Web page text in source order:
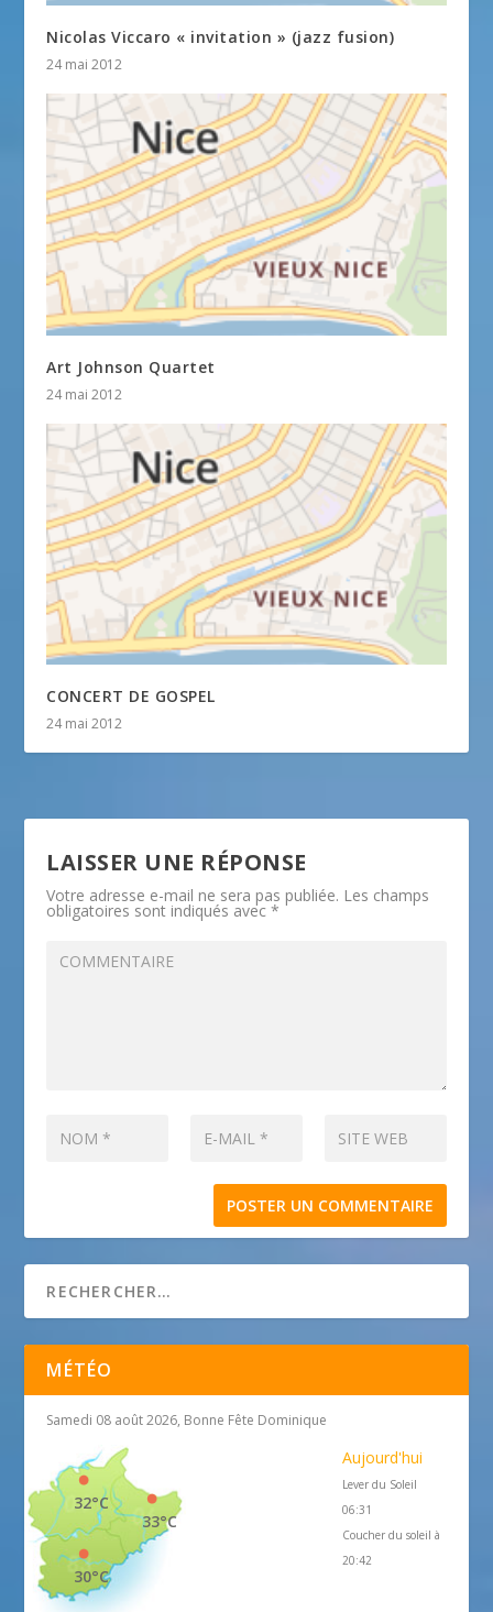
Nicolas Viccaro « invitation » (jazz fusion)
24 mai 2012
Art Johnson Quartet
24 mai 2012
CONCERT DE GOSPEL
24 mai 2012
LAISSER UNE RÉPONSE
Votre adresse e-mail ne sera pas publiée. Les champs
obligatoires sont indiqués avec*
MÉTÉO
Samedi 08 août 2026, Bonne Fête Dominique
33°C
32°C
30°C
Aujourd'hui
Lever du Soleil
06:31
Coucher du soleil à
20:42